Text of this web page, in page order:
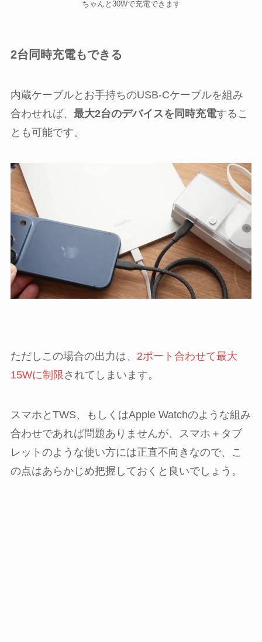
ちゃんと30Wで充電できます
2台同時充電もできる
内蔵ケーブルとお手持ちのUSB-Cケーブルを組み
合わせれば、 最大2台のデバイスを同時充電するこ
とも可能です。
ただしこの場合の出力は、 2ポート合わせて最大
15Wに制限 されてしまいます。
スマホとTWS、もしくはApple Watchのような組み
合わせであれば問題ありませんが、スマホ＋タブ
レットのような使い方には正直不向きなので、こ
の点はあらかじめ把握しておくと良いでしょう。